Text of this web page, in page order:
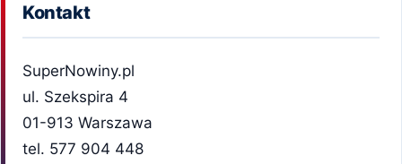
Kontakt
SuperNowiny.pl
ul. Szekspira 4
01-913 Warszawa
tel. 577 904 448